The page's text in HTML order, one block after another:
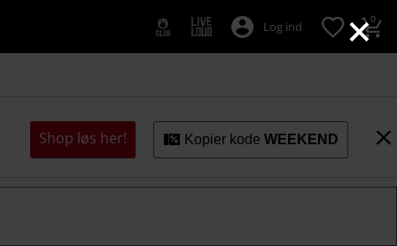
×
Log ind 0
Shop løs her! Kopier kode WEEKEND